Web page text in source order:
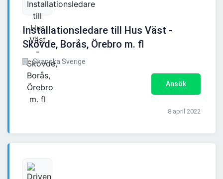
Installationsledare till Hus Väst -
Skövde, Borås, Örebro m. fl
Skanska Sverige
Ansök
8 april 2022